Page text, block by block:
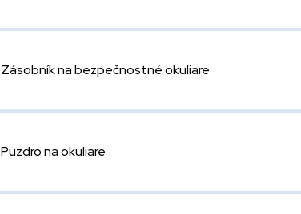
Zásobník na bezpečnostné okuliare
Puzdro na okuliare